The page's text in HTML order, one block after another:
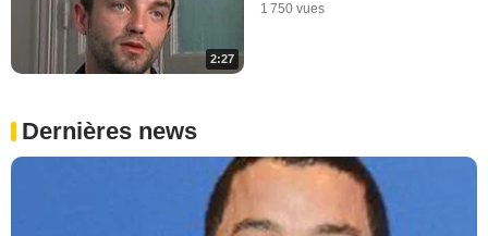
2:27
1 750 vues
Dernières news